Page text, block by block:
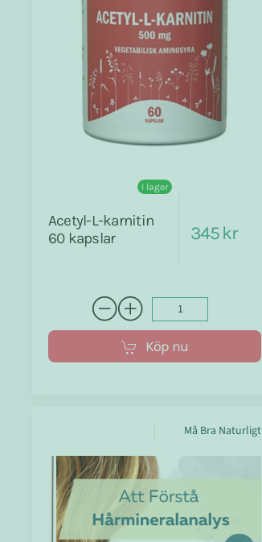
I lager
Acetyl-L-karnitin
60 kapslar
345 kr
Köp nu
Må Bra Naturligt